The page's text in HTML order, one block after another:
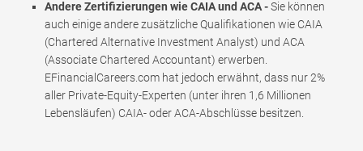
Andere Zertifizierungen wie CAIA und ACA -Sie können
auch einige andere zusätzliche Qualifikationen wie CAIA
(Chartered Alternative Investment Analyst) und ACA
(Associate Chartered Accountant) erwerben.
EFinancialCareers.com hat jedoch erwähnt, dass nur 2%
aller Private-Equity-Experten (unter ihren 1,6 Millionen
Lebensläufen) CAIA- oder ACA-Abschlüsse besitzen.